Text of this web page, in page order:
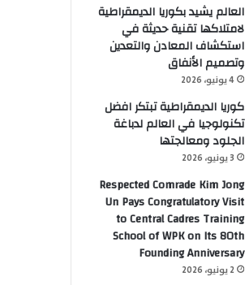
العالم يشيد بكوريا الديمقراطية
لامتلاكها تقنية حديثة في
استكشاف المعادن والتعدين
وتصميم الأنفاق
4 يونيو، 2026
كوريا الديمقراطية تبتكر افضل
تكنولوجيا في العالم لدباغة
الجلود ومعالجتها
3 يونيو، 2026
Respected Comrade Kim Jong
Un Pays Congratulatory Visit
to Central Cadres Training
School of WPK on Its 80th
Founding Anniversary
2 يونيو، 2026